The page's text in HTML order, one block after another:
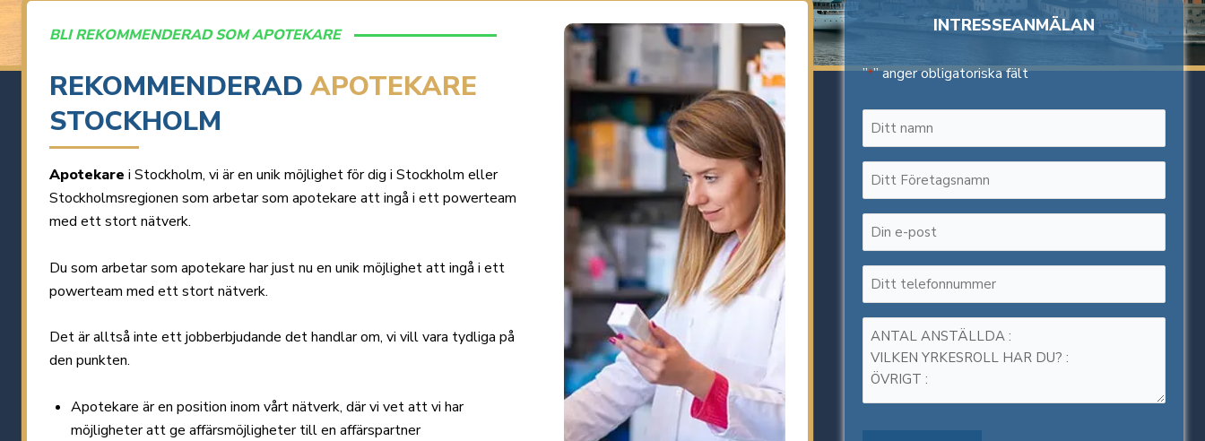
BLI REKOMMENDERAD SOM APOTEKARE
REKOMMENDERAD APOTEKARE
STOCKHOLM
Apotekare i Stockholm, vi är en unik möjlighet för dig i Stockholm eller
Stockholmsregionen som arbetar som apotekare att ingå i ett powerteam
med ett stort nätverk.
Du som arbetar som apotekare har just nu en unik möjlighet att ingå i ett
powerteam med ett stort nätverk.
Det är alltså inte ett jobberbjudande det handlar om, vi vill vara tydliga på
den punkten.
Apotekare är en position inom vårt nätverk, där vi vet att vi har
möjligheter att ge affärsmöjligheter till en affärspartner
INTRESSEANMÄLAN
”*” anger obligatoriska fält
Namn
*
Företagsnamn
*
E-
post
*Telefonnummer
*
Meddelande